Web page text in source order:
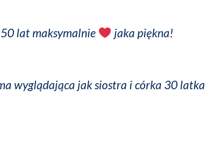
lat maksymalnie jaka piękna!
wyglądająca jak siostra i córka 30 latka